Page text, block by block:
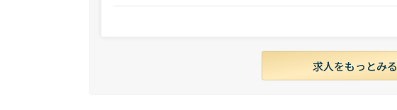
求人をもっとみる